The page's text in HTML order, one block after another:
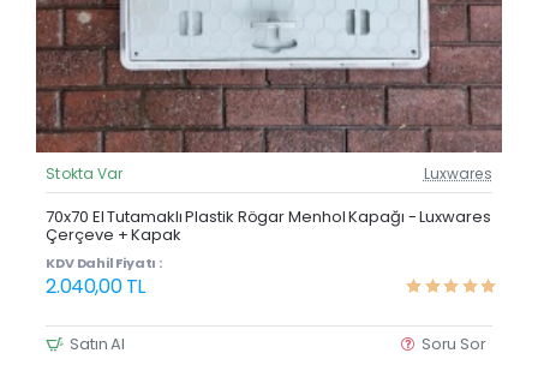
Güncel Fiyat
Yeni Ürün
Stokta Var Luxwares
70x70 El Tutamaklı Plastik Rögar Menhol Kapağı - Luxwares
Çerçeve + Kapak
KDV Dahil Fiyatı :
2.040,00 TL
Satın Al Soru Sor